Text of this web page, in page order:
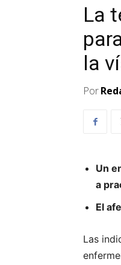
La
la
Por
Un
a
El
Las